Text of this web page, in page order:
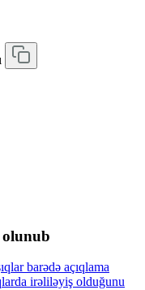
olunub
barədə açıqlama
irəliləyiş olduğunu